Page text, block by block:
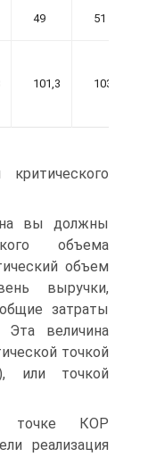
49 51
101,3 103,5
вы должны
объема
объем
выручки,
затраты
Эта величина
точкой
или точкой
точке КОР
реализация